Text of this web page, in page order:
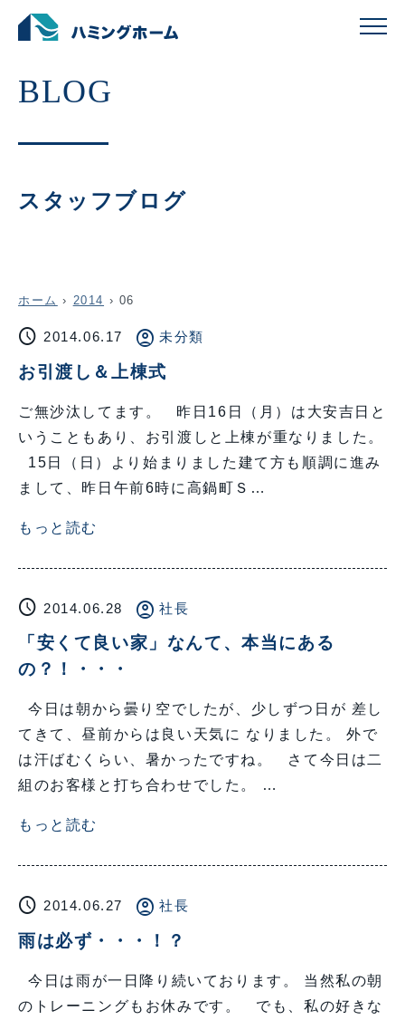
スタッフブログ
ホーム › 2014 › 06
schedule 2014.06.17 account_circle 未分類
お引渡し＆上棟式
ご無沙汰してます。 昨日16日（月）は大安吉日と
いうこともあり、お引渡しと上棟が重なりました。
15日（日）より始まりました建て方も順調に進み
まして、昨日午前6時に高鍋町Ｓ…
もっと読む
schedule 2014.06.28 account_circle 社長
「安くて良い家」なんて、本当にある
の？！・・・
今日は朝から曇り空でしたが、少しずつ日が 差し
てきて、昼前からは良い天気に なりました。 外で
は汗ばむくらい、暑かったですね。 さて今日は二
組のお客様と打ち合わせでした。 …
もっと読む
schedule 2014.06.27 account_circle 社長
雨は必ず・・・！？
今日は雨が一日降り続いております。 当然私の朝
のトレーニングもお休みです。 でも、私の好きな